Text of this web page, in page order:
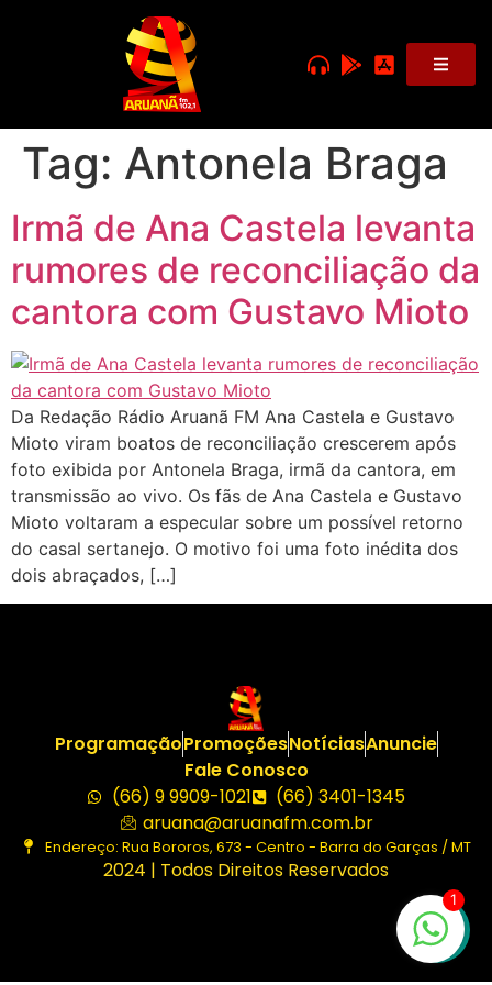
Tag: Antonela Braga
Irmã de Ana Castela levanta
rumores de reconciliação da
cantora com Gustavo Mioto
Da Redação Rádio Aruanã FM Ana Castela e Gustavo
Mioto viram boatos de reconciliação crescerem após
foto exibida por Antonela Braga, irmã da cantora, em
transmissão ao vivo. Os fãs de Ana Castela e Gustavo
Mioto voltaram a especular sobre um possível retorno
do casal sertanejo. O motivo foi uma foto inédita dos
dois abraçados, […]
ProgramaçãoPromoçõesNotíciasAnuncie
Fale Conosco
(66) 9 9909-1021
(66) 3401-1345
aruana@aruanafm.com.br
Endereço: Rua Bororos, 673 - Centro - Barra do Garças / MT
2024 | Todos Direitos Reservados
1